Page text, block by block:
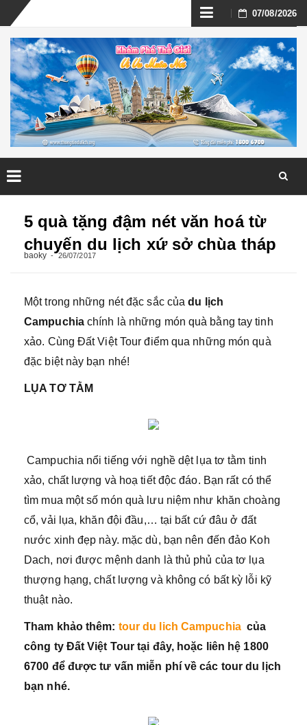
Skip
to
content
07/08/2026
5 quà tặng đậm nét văn hoá từ
chuyến du lịch xứ sở chùa tháp
baoky 26/07/2017
Một trong những nét đặc sắc củadu lịch
Campuchiachính là những món quà bằng tay tinh
xảo. Cùng Đất Việt Tour điểm qua những món quà
đặc biệt này bạn nhé!
LỤA TƠ TẰM
Campuchia nổi tiếng với nghề dệt lụa tơ tằm tinh
xảo, chất lượng và hoạ tiết độc đáo. Bạn rất có thể
tìm mua một số món quà lưu niệm như khăn choàng
cổ, vải lụa, khăn đội đầu,… tại bất cứ đâu ở đất
nước xinh đẹp này. mặc dù, bạn nên đến đảo Koh
Dach, nơi được mệnh danh là thủ phủ của tơ lụa
thượng hạng, chất lượng và không có bất kỳ lỗi kỹ
thuật nào.
Tham khảo thêm: tour du lich Campuchiacủa
công ty Đất Việt Tour tại đây, hoặc liên hệ 1800
6700 để được tư vấn miễn phí về các tour du lịch
bạn nhé.